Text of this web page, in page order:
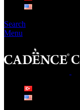
Search
Menu